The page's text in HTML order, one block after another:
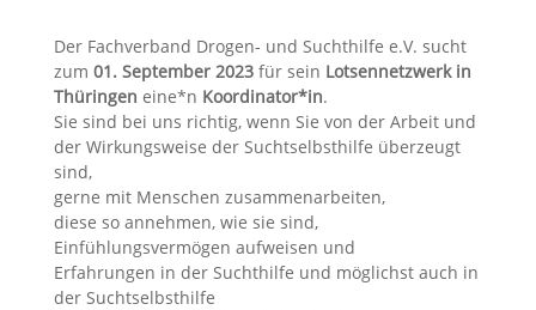
Der Fachverband Drogen- und Suchthilfe e.V. sucht
zum 01. September 2023für sein Lotsennetzwerk in
Thüringen eine*n Koordinator*in.
Sie sind bei uns richtig, wenn Sie von der Arbeit und
der Wirkungsweise der Suchtselbsthilfe überzeugt
sind,
gerne mit Menschen zusammenarbeiten,
diese so annehmen, wie sie sind,
Einfühlungsvermögen aufweisen und
Erfahrungen in der Suchthilfe und möglichst auch in
der Suchtselbsthilfe